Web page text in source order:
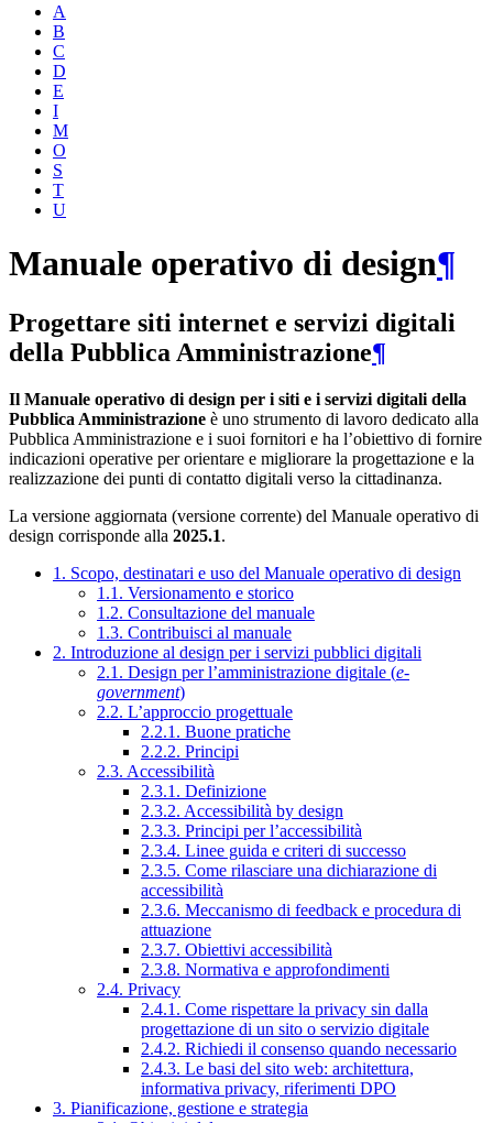
A
B
C
D
E
I
M
O
S
T
U
Manuale operativo di design¶
Progettare siti internet e servizi digitali
della Pubblica Amministrazione¶
Il Manuale operativo di design per i siti e i servizi digitali della
Pubblica Amministrazione è uno strumento di lavoro dedicato alla
Pubblica Amministrazione e i suoi fornitori e ha l’obiettivo di fornire
indicazioni operative per orientare e migliorare la progettazione e la
realizzazione dei punti di contatto digitali verso la cittadinanza.
La versione aggiornata (versione corrente) del Manuale operativo di
design corrisponde alla 2025.1.
1. Scopo, destinatari e uso del Manuale operativo di design
1.1. Versionamento e storico
1.2. Consultazione del manuale
1.3. Contribuisci al manuale
2. Introduzione al design per i servizi pubblici digitali
2.1. Design per l’amministrazione digitale (e-
government)
2.2. L’approccio progettuale
2.2.1. Buone pratiche
2.2.2. Principi
2.3. Accessibilità
2.3.1. Definizione
2.3.2. Accessibilità by design
2.3.3. Principi per l’accessibilità
2.3.4. Linee guida e criteri di successo
2.3.5. Come rilasciare una dichiarazione di
accessibilità
2.3.6. Meccanismo di feedback e procedura di
attuazione
2.3.7. Obiettivi accessibilità
2.3.8. Normativa e approfondimenti
2.4. Privacy
2.4.1. Come rispettare la privacy sin dalla
progettazione di un sito o servizio digitale
2.4.2. Richiedi il consenso quando necessario
2.4.3. Le basi del sito web: architettura,
informativa privacy, riferimenti DPO
3. Pianificazione, gestione e strategia